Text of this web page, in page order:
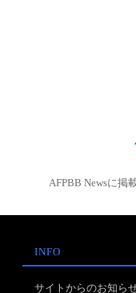
AFPBB Newsに掲
INFO
サイトからのお知ら